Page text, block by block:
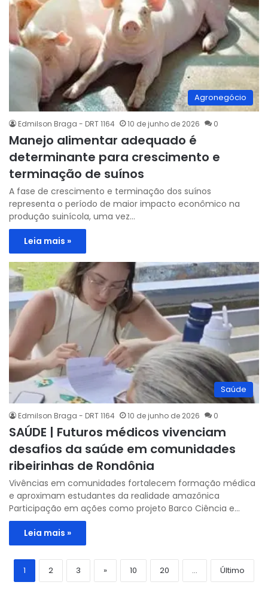
Agronegócio
Edmilson Braga - DRT 1164 10 de junho de 2026 0
Manejo alimentar adequado é
determinante para crescimento e
terminação de suínos
A fase de crescimento e terminação dos suínos
representa o período de maior impacto econômico na
produção suinícola, uma vez…
Leia mais »
Saúde
Edmilson Braga - DRT 1164 10 de junho de 2026 0
SAÚDE | Futuros médicos vivenciam
desafios da saúde em comunidades
ribeirinhas de Rondônia
Vivências em comunidades fortalecem formação médica
e aproximam estudantes da realidade amazônica
Participação em ações como projeto Barco Ciência e…
Leia mais »
1 2 3 » 10 20 ... Último